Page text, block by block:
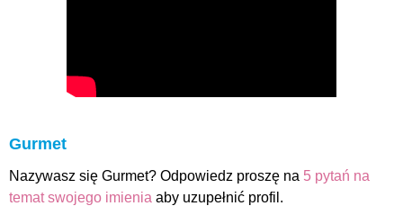
Gurmet
Nazywasz się Gurmet? Odpowiedz proszę na 5 pytań na
temat swojego imienia aby uzupełnić profil.